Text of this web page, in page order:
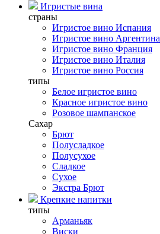
Игристые вина
страны
Игристое вино Испания
Игристое вино Аргентина
Игристое вино Франция
Игристое вино Италия
Игристое вино Россия
типы
Белое игристое вино
Красное игристое вино
Розовое шампанское
Сахар
Брют
Полусладкое
Полусухое
Сладкое
Сухое
Экстра Брют
Крепкие напитки
типы
Арманьяк
Виски